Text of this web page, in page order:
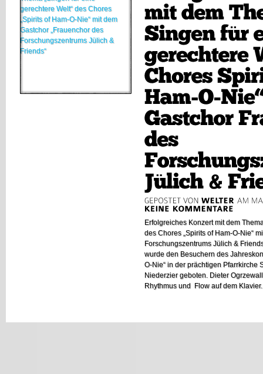
Erfolgreiches Konzert mit dem
des Chores „Spirits of Ham-O-Nie“
Forschungszentrums Jülich &
wurde den Besuchern des
O-Nie“ in der prächtigen Pfarrkirche
Niederzier geboten. Dieter
Rhythmus und Flow auf dem